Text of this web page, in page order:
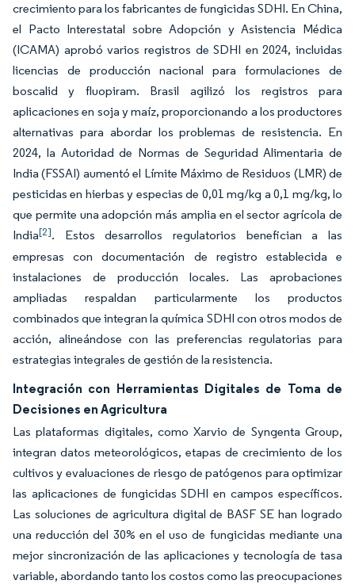
crecimiento para los fabricantes de fungicidas SDHI. En China,
el Pacto Interestatal sobre Adopción y Asistencia Médica
(ICAMA) aprobó varios registros de SDHI en 2024, incluidas
licencias de producción nacional para formulaciones de
boscalid y fluopiram. Brasil agilizó los registros para
aplicaciones en soja y maíz, proporcionando a los productores
alternativas para abordar los problemas de resistencia. En
2024, la Autoridad de Normas de Seguridad Alimentaria de
India (FSSAI) aumentó el Límite Máximo de Residuos (LMR) de
pesticidas en hierbas y especias de 0,01 mg/kg a 0,1 mg/kg, lo
que permite una adopción más amplia en el sector agrícola de
India[2]. Estos desarrollos regulatorios benefician a las
empresas con documentación de registro establecida e
instalaciones de producción locales. Las aprobaciones
ampliadas respaldan particularmente los productos
combinados que integran la química SDHI con otros modos de
acción, alineándose con las preferencias regulatorias para
estrategias integrales de gestión de la resistencia.
Integración con Herramientas Digitales de Toma de
Decisiones en Agricultura
Las plataformas digitales, como Xarvio de Syngenta Group,
integran datos meteorológicos, etapas de crecimiento de los
cultivos y evaluaciones de riesgo de patógenos para optimizar
las aplicaciones de fungicidas SDHI en campos específicos.
Las soluciones de agricultura digital de BASF SE han logrado
una reducción del 30% en el uso de fungicidas mediante una
mejor sincronización de las aplicaciones y tecnología de tasa
variable, abordando tanto los costos como las preocupaciones